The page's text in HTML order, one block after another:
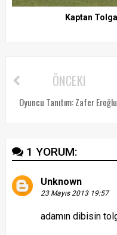
Kaptan
ÖNCEKI
Oyuncu Tanıtım: Zafer Eroğlu
1 YORUM:
Unknown
23 Mayıs 2013 19:57
adamın dibisin